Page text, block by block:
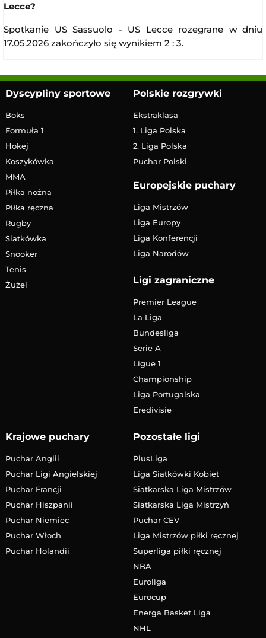
Lecce?
Spotkanie US Sassuolo - US Lecce rozegrane w dniu
17.05.2026 zakończyło się wynikiem 2 : 3.
Dyscypliny sportowe
Boks
Formuła 1
Hokej
Koszykówka
MMA
Piłka nożna
Piłka ręczna
Rugby
Siatkówka
Snooker
Tenis
Żużel
Polskie rozgrywki
Ekstraklasa
1. Liga Polska
2. Liga Polska
Puchar Polski
Europejskie puchary
Liga Mistrzów
Liga Europy
Liga Konferencji
Liga Narodów
Ligi zagraniczne
Premier League
La Liga
Bundesliga
Serie A
Ligue 1
Championship
Liga Portugalska
Eredivisie
Krajowe puchary
Puchar Anglii
Puchar Ligi Angielskiej
Puchar Francji
Puchar Hiszpanii
Puchar Niemiec
Puchar Włoch
Puchar Holandii
Pozostałe ligi
PlusLiga
Liga Siatkówki Kobiet
Siatkarska Liga Mistrzów
Siatkarska Liga Mistrzyń
Puchar CEV
Liga Mistrzów piłki ręcznej
Superliga piłki ręcznej
NBA
Euroliga
Eurocup
Energa Basket Liga
NHL